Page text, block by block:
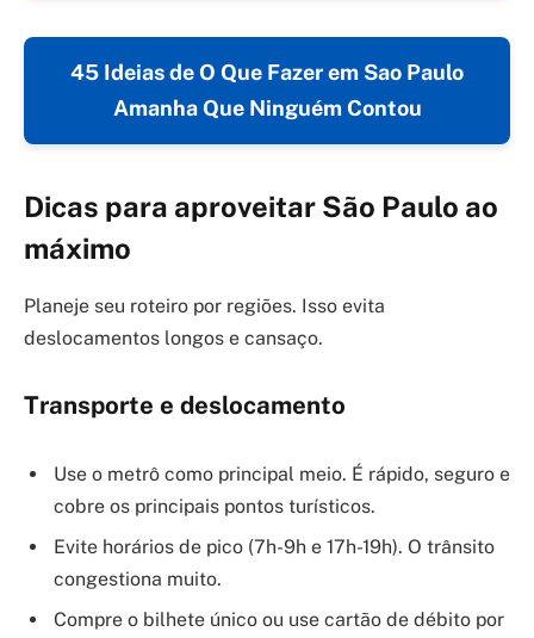
45 Ideias de O Que Fazer em Sao Paulo
Amanha Que Ninguém Contou
Dicas para aproveitar São Paulo ao
máximo
Planeje seu roteiro por regiões. Isso evita
deslocamentos longos e cansaço.
Transporte e deslocamento
Use o metrô como principal meio. É rápido, seguro e
cobre os principais pontos turísticos.
Evite horários de pico (7h-9h e 17h-19h). O trânsito
congestiona muito.
Compre o bilhete único ou use cartão de débito por